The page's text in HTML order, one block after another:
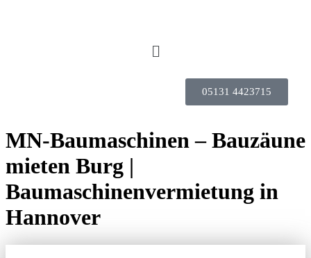
05131 4423715
MN-Baumaschinen – Bauzäune
mieten Burg |
Baumaschinenvermietung in
Hannover